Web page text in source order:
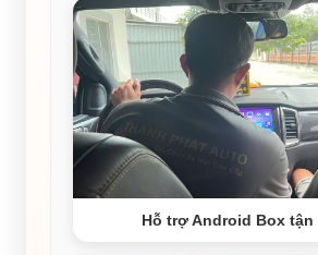
Hỗ trợ Android Box tận